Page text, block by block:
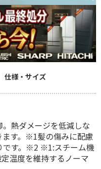
仕様・サイズ
熱ダメージを低減しな
す。※1髪の傷みに配慮
です。※2 ※1:スチーム機
温度を維持するノーマ